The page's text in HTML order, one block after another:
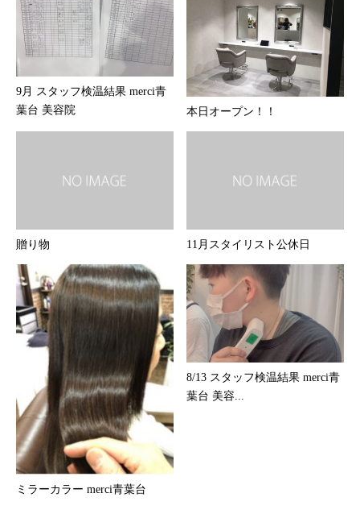
9月 スタッフ検温結果 merci青
葉台 美容院
本日オープン！！
贈り物 11月スタイリスト公休日
ミラーカラー merci青葉台
8/13 スタッフ検温結果 merci青
葉台 美容...